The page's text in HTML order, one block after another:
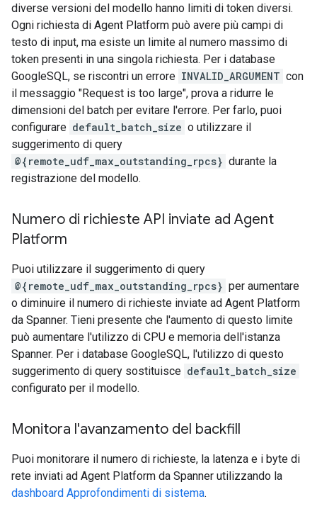
diverse versioni del modello hanno limiti di token diversi.
Ogni richiesta di Agent Platform può avere più campi di
testo di input, ma esiste un limite al numero massimo di
token presenti in una singola richiesta. Per i database
GoogleSQL, se riscontri un errore INVALID_ARGUMENT con
il messaggio "Request is too large", prova a ridurre le
dimensioni del batch per evitare l'errore. Per farlo, puoi
configurare default_batch_size o utilizzare il
suggerimento di query
@{remote_udf_max_outstanding_rpcs} durante la
registrazione del modello.
Numero di richieste API inviate ad Agent
Platform
Puoi utilizzare il suggerimento di query
@{remote_udf_max_outstanding_rpcs} per aumentare
o diminuire il numero di richieste inviate ad Agent Platform
da Spanner. Tieni presente che l'aumento di questo limite
può aumentare l'utilizzo di CPU e memoria dell'istanza
Spanner. Per i database GoogleSQL, l'utilizzo di questo
suggerimento di query sostituisce default_batch_size
configurato per il modello.
Monitora l'avanzamento del backfill
Puoi monitorare il numero di richieste, la latenza e i byte di
rete inviati ad Agent Platform da Spanner utilizzando la
dashboard Approfondimenti di sistema.